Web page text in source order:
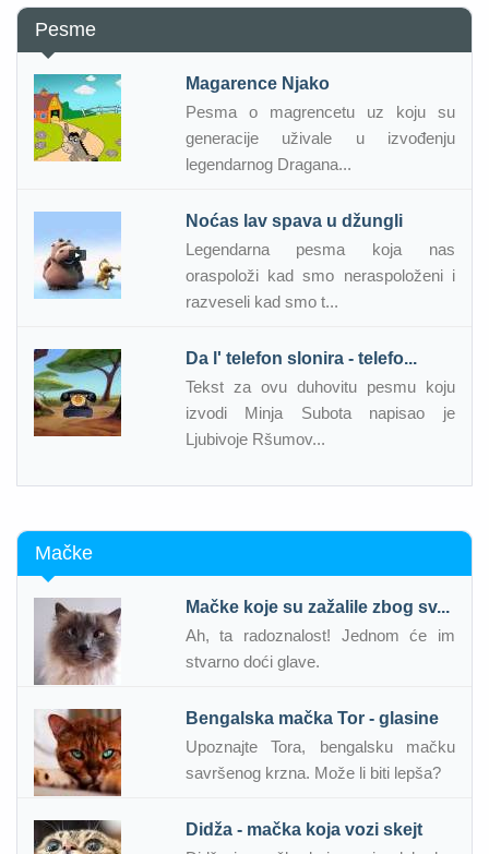
Pesme
Magarence Njako
Pesma o magrencetu uz koju su
generacije uživale u izvođenju
legendarnog Dragana...
Noćas lav spava u džungli
Legendarna pesma koja nas
oraspoloži kad smo neraspoloženi i
razveseli kad smo t...
Da l' telefon slonira - telefo...
Tekst za ovu duhovitu pesmu koju
izvodi Minja Subota napisao je
Ljubivoje Ršumov...
Mačke
Mačke koje su zažalile zbog sv...
Ah, ta radoznalost! Jednom će im
stvarno doći glave.
Bengalska mačka Tor - glasine
Upoznajte Tora, bengalsku mačku
savršenog krzna. Može li biti lepša?
Didža - mačka koja vozi skejt